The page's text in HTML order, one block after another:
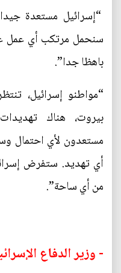
“إسرائيل مستعدة
سنحمل مرتكب أي عمل
باهظا جدا”.
“مواطنو إسرائيل،
بيروت، هناك
مستعدون لأي احتمال
أي تهديد. ستفرض
من أي ساحة”.
- وزير الدفاع